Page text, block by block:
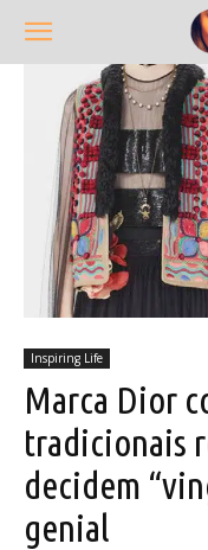
Inspiring Life
Marca Dior
tradicionais
decidem
genial